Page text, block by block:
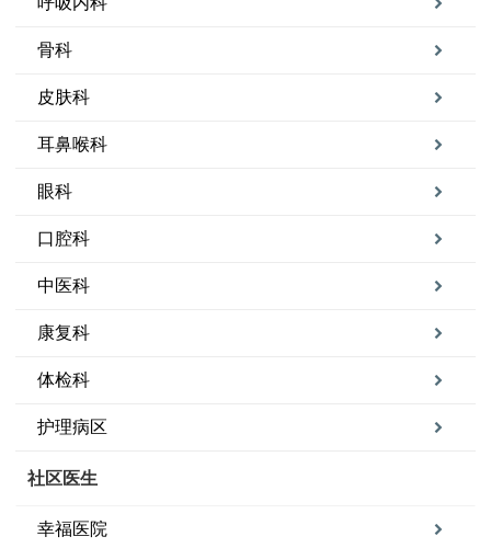
骨科
皮肤科
耳鼻喉科
眼科
口腔科
中医科
康复科
体检科
护理病区
社区医生
幸福医院